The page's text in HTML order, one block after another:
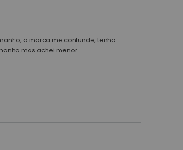
a marca me confunde, tenho
mas achei menor